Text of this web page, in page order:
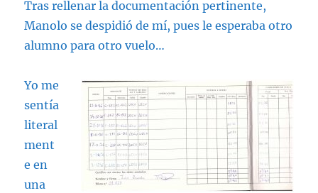
Tras rellenar la documentación pertinente,
Manolo se despidió de mí, pues le esperaba otro
alumno para otro vuelo…
Yo me
sentía
literal
ment
e en
una